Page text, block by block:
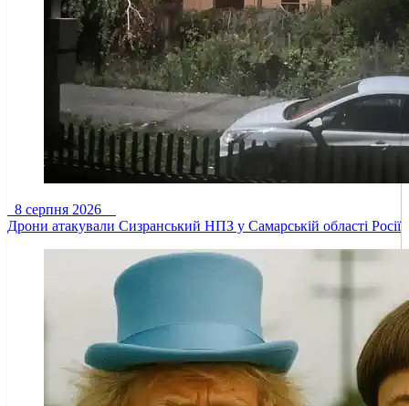
8 серпня 2026
Дрони атакували Сизранський НПЗ у Самарській області Росії